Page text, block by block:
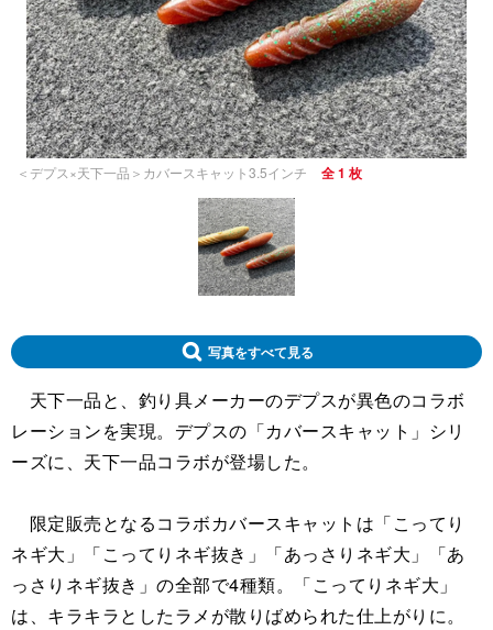
＜デプス×天下一品＞カバースキャット3.5インチ 全 1 枚
写真をすべて見る
天下一品と、釣り具メーカーのデプスが異色のコラボ
レーションを実現。デプスの「カバースキャット」シリ
ーズに、天下一品コラボが登場した。
限定販売となるコラボカバースキャットは「こってり
ネギ大」「こってりネギ抜き」「あっさりネギ大」「あ
っさりネギ抜き」の全部で4種類。「こってりネギ大」
は、キラキラとしたラメが散りばめられた仕上がりに。